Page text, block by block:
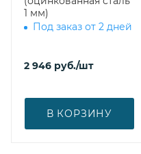
1 мм)
Под заказ от 2 дней
2 946 руб./шт
В КОРЗИНУ